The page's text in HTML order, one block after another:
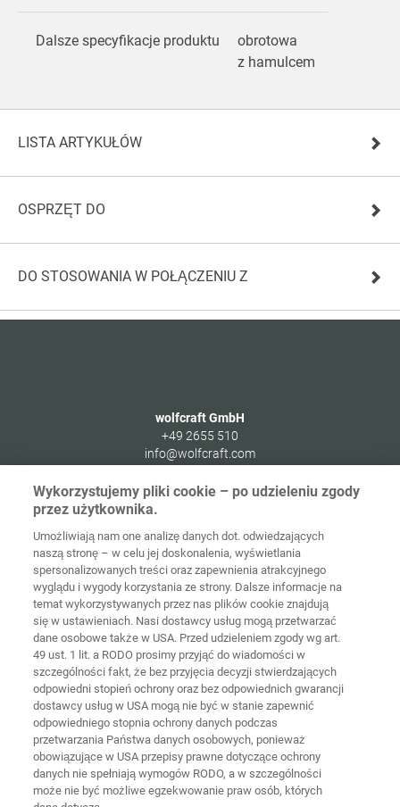
Dalsze specyfikacje produktu
obrotowa
z hamulcem
LISTA ARTYKUŁÓW
OSPRZĘT DO
DO STOSOWANIA W POŁĄCZENIU Z
wolfcraft GmbH
+49 2655 510
info@wolfcraft.com
56746Kempenich
Strona
główna Kontakt Nota prawna
Ochrona
danych
Ogólne
warunki
handlowe
Polityka
cookie Logowanie
Deklaracja
dostępności
Ustawienia cookie
Wykorzystujemy pliki cookie – po udzieleniu zgody
przez użytkownika.
Umożliwiają nam one analizę danych dot. odwiedzających
naszą stronę – w celu jej doskonalenia, wyświetlania
spersonalizowanych treści oraz zapewnienia atrakcyjnego
wyglądu i wygody korzystania ze strony. Dalsze informacje na
temat wykorzystywanych przez nas plików cookie znajdują
się w ustawieniach. Nasi dostawcy usług mogą przetwarzać
dane osobowe także w USA. Przed udzieleniem zgody wg art.
49 ust. 1 lit. a RODO prosimy przyjąć do wiadomości w
szczególności fakt, że bez przyjęcia decyzji stwierdzających
odpowiedni stopień ochrony oraz bez odpowiednich gwarancji
dostawcy usług w USA mogą nie być w stanie zapewnić
odpowiedniego stopnia ochrony danych podczas
przetwarzania Państwa danych osobowych, ponieważ
obowiązujące w USA przepisy prawne dotyczące ochrony
danych nie spełniają wymogów RODO, a w szczególności
może nie być możliwe egzekwowanie praw osób, których